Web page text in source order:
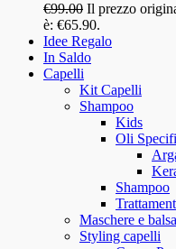
€99.00 Il prezzo
è: €65.90.
Idee Regalo
In Saldo
Capelli
Kit Capelli
Shampoo
Kids
Oli
Shampoo
Maschere e
Styling capelli